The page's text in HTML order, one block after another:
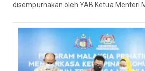
disempurnakan oleh YAB Ketua Menteri